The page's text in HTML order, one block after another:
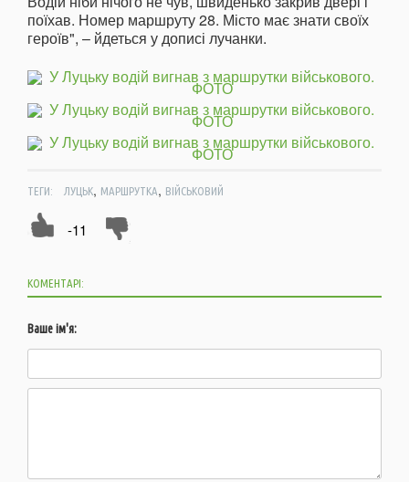
поїхав. Номер маршруту 28. Місто має знати своїх
героїв", – йдеться у дописі лучанки.
ТЕГИ: ЛУЦЬК, МАРШРУТКА, ВІЙСЬКОВИЙ
-11
КОМЕНТАРІ:
Ваше ім'я: